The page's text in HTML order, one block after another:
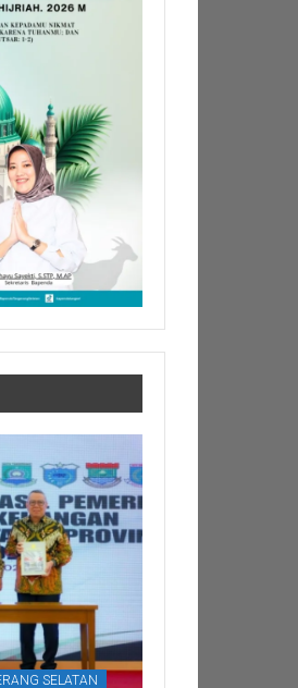
SELATAN